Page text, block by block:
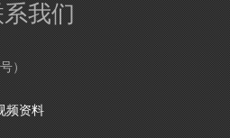
我们
）
频资料